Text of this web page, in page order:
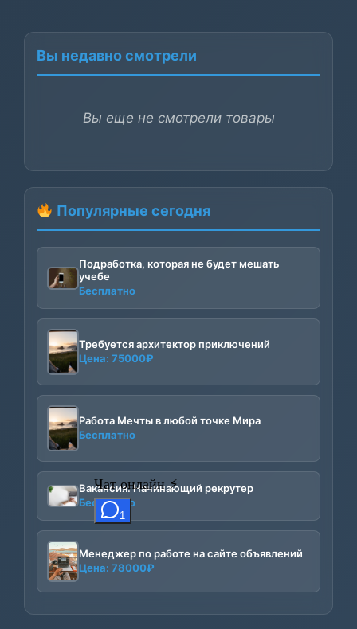
Вы недавно смотрели
Вы еще не смотрели товары
Популярные сегодня
Подработка, которая не будет мешать
учебе
Бесплатно
Требуется архитектор приключений
Цена: 75000₽
Работа Мечты в любой точке Мира
Бесплатно
Вакансия: Начинающий рекрутер
Бесплатно
Менеджер по работе на сайте объявлений
Цена: 78000₽